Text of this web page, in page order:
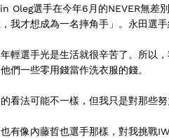
Oleg選手在今年6月的NEVER無差
我才想成為一名摔角手」。永田選
輕選手光是生活就很辛苦了。所以
們一些零用錢當作洗衣服的錢。
看法可能不一樣，但我只是對那些
有像內藤哲也選手那樣，對我挑戰